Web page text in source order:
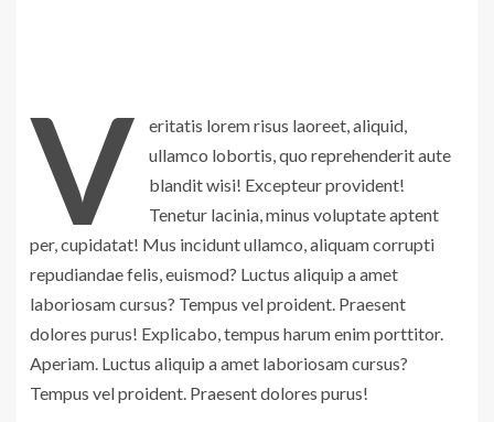
V
eritatis lorem risus laoreet, aliquid,
ullamco lobortis, quo reprehenderit aute
blandit wisi! Excepteur provident!
Tenetur lacinia, minus voluptate aptent
per, cupidatat! Mus incidunt ullamco, aliquam corrupti
repudiandae felis, euismod? Luctus aliquip a amet
laboriosam cursus? Tempus vel proident. Praesent
dolores purus! Explicabo, tempus harum enim porttitor.
Aperiam. Luctus aliquip a amet laboriosam cursus?
Tempus vel proident. Praesent dolores purus!